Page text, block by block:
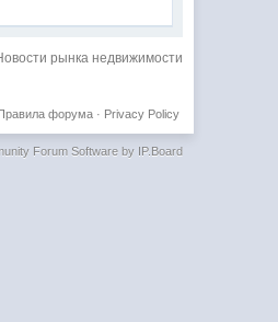
рынка недвижимости
Privacy Policy
форума·
Forum Software by IP.Board